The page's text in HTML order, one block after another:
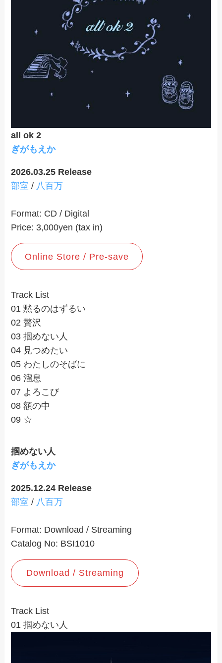
all ok 2
ぎがもえか
2026.03.25 Release
部室 / 八百万
Format: CD / Digital
Price: 3,000yen (tax in)
Online Store / Pre-save
Track List
01 黙るのはずるい
02 贅沢
03 掴めない人
04 見つめたい
05 わたしのそばに
06 溜息
07 よろこび
08 額の中
09 ☆
掴めない人
ぎがもえか
2025.12.24 Release
部室 / 八百万
Format: Download / Streaming
Catalog No: BSI1010
Download / Streaming
Track List
01 掴めない人